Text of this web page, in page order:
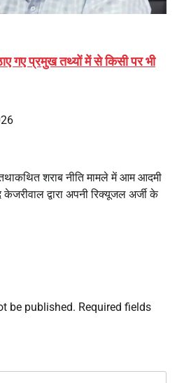
गए प्रमुख तथ्यों में से किसी पर भी
शराब नीति मामले में आम आदमी
केजरीवाल द्वारा अपनी रिक्यूजल अर्जी के
be published. Required fields